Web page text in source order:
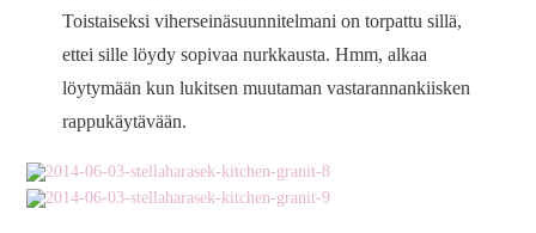
Toistaiseksi viherseinäsuunnitelmani on torpattu sillä,
ettei sille löydy sopivaa nurkkausta. Hmm, alkaa
löytymään kun lukitsen muutaman vastarannankiisken
rappukäytävään.